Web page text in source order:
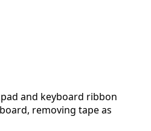
and keyboard ribbon
removing tape as